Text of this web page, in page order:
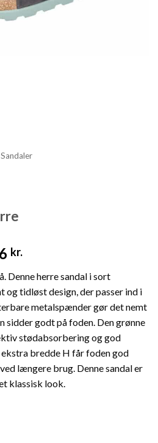
Sandaler
kr..
kr.Den
pris
er:
519,96 kr..
Denne herre sandal i sort
og tidløst design, der passer ind i
metalspænder gør det nemt
sidder godt på foden. Den grønne
stødabsorbering og god
bredde H får foden god
længere brug. Denne sandal er
klassisk look.